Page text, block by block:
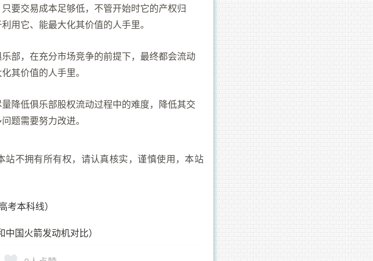
要交易成本足够低，不管开始时它的产权归
用它、能最大化其价值的人手里。
部，在充分市场竞争的前提下，最终都会流动
其价值的人手里。
降低俱乐部股权流动过程中的难度，降低其交
题需要努力改进。
站不拥有所有权，请认真核实，谨慎使用，本站
考本科线）
国火箭发动机对比）